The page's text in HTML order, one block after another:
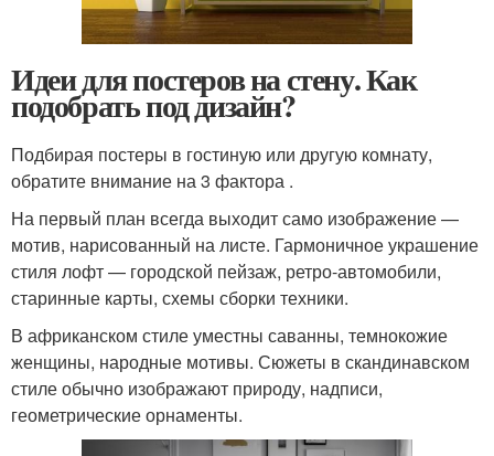
Идеи для постеров на стену. Как
подобрать под дизайн?
Подбирая постеры в гостиную или другую комнату,
обратите внимание на 3 фактора .
На первый план всегда выходит само изображение —
мотив, нарисованный на листе. Гармоничное украшение
стиля лофт — городской пейзаж, ретро-автомобили,
старинные карты, схемы сборки техники.
В африканском стиле уместны саванны, темнокожие
женщины, народные мотивы. Сюжеты в скандинавском
стиле обычно изображают природу, надписи,
геометрические орнаменты.